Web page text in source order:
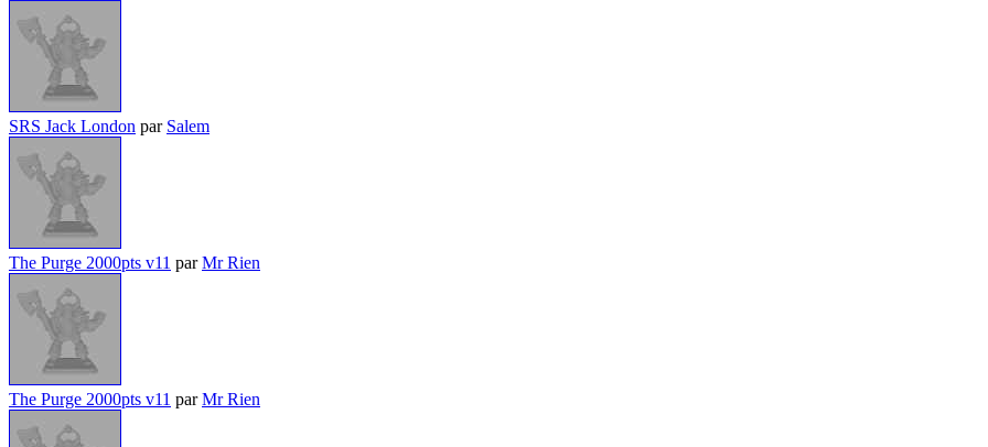
SRS Jack London par Salem
The Purge 2000pts v11 parMr Rien
The Purge 2000pts v11 parMr Rien